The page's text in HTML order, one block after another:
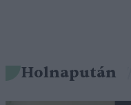
Holnapután